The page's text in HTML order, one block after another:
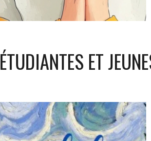
ÉTUDIANTES ET